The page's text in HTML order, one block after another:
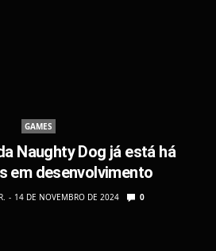
GAMES
Naughty Dog já está há
em desenvolvimento
14 DE NOVEMBRO DE 2024 0